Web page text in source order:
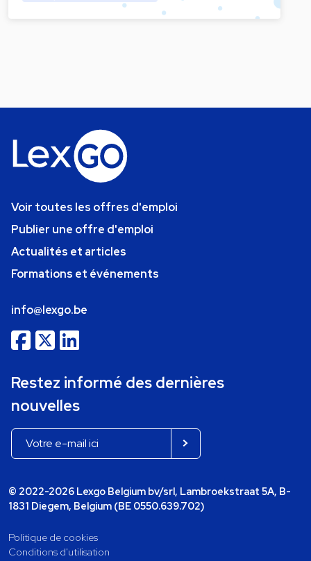
Voir toutes les offres d'emploi
Publier une offre d'emploi
Actualités et articles
Formations et événements
info@lexgo.be
Restez informé des dernières
nouvelles
© 2022-2026 Lexgo Belgium bv/srl, Lambroekstraat 5A, B-
1831 Diegem, Belgium (BE 0550.639.702)
Politique de cookies
Conditions d'utilisation